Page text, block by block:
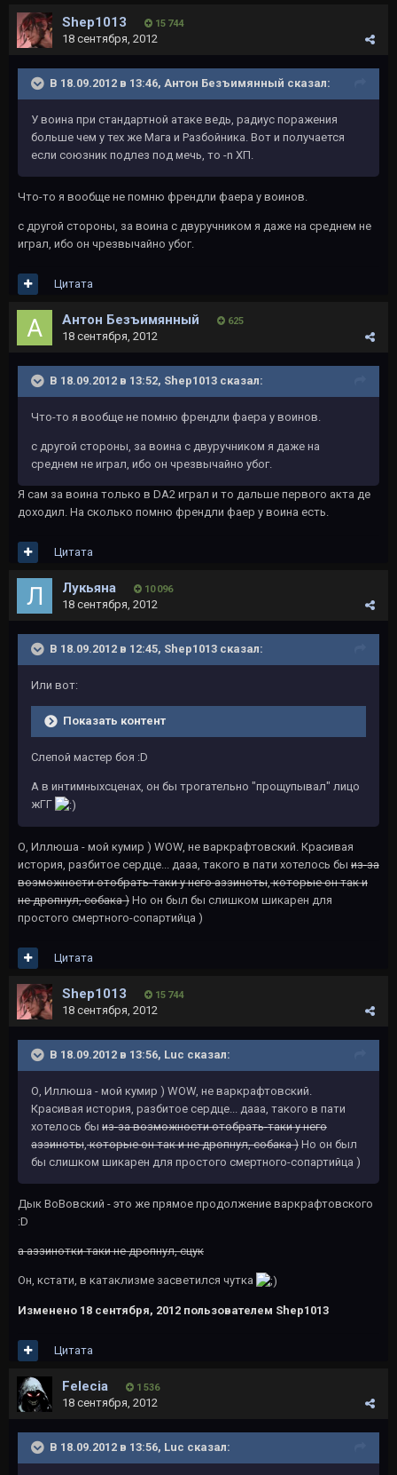
Shep1013 15 744
18 сентября, 2012
В 18.09.2012 в 13:46, Антон Безъимянный сказал:
У воина при стандартной атаке ведь, радиус поражения
больше чем у тех же Мага и Разбойника. Вот и получается
если союзник подлез под мечь, то -n ХП.
Что-то я вообще не помню френдли фаера у воинов.
с другой стороны, за воина с двуручником я даже на среднем не
играл, ибо он чрезвычайно убог.
Цитата
Антон Безъимянный 625
18 сентября, 2012
В 18.09.2012 в 13:52, Shep1013 сказал:
Что-то я вообще не помню френдли фаера у воинов.
с другой стороны, за воина с двуручником я даже на
среднем не играл, ибо он чрезвычайно убог.
Я сам за воина только в DA2 играл и то дальше первого акта де
доходил. На сколько помню френдли фаер у воина есть.
Цитата
Лукьяна 10 096
18 сентября, 2012
В 18.09.2012 в 12:45, Shep1013 сказал:
Или вот:
Показать контент
Слепой мастер боя :D
А в интимныхсценах, он бы трогательно "прощупывал" лицо
жГГ
О, Иллюша - мой кумир ) WOW, не варкрафтовский. Красивая
история, разбитое сердце... дааа, такого в пати хотелось бы из-за
возможности отобрать-таки у него аззиноты которые он так и
не дропнул, собака ) Но он был бы слишком шикарен для
простого смертного-сопартийца )
Цитата
Shep1013 15 744
18 сентября, 2012
В 18.09.2012 в 13:56, Luc сказал:
О, Иллюша - мой кумир ) WOW, не варкрафтовский.
Красивая история, разбитое сердце... дааа, такого в пати
хотелось бы из-за возможности отобрать-таки у него
аззиноты,которые он так и не дропнул, собака ) Но он был
бы слишком шикарен для простого смертного-сопартийца )
Дык ВоВовский - это же прямое продолжение варкрафтовского
:D
а аззинотки таки не дропнул, сцук
Он, кстати, в катаклизме засветился чутка
Изменено 18 сентября, 2012 пользователем Shep1013
Цитата
Felecia 1 536
18 сентября, 2012
В 18.09.2012 в 13:56, Luc сказал: